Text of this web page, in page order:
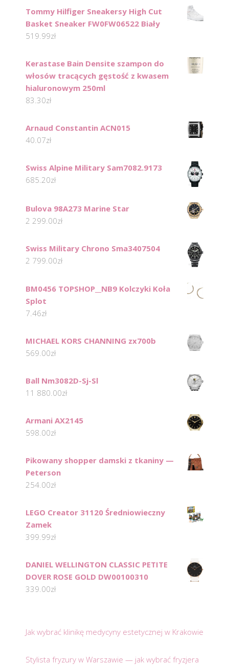
Tommy Hilfiger Sneakersy High Cut
Basket Sneaker FW0FW06522 Biały
519.99zł
Kerastase Bain Densite szampon do
włosów tracących gęstość z kwasem
hialuronowym 250ml
83.30zł
Arnaud Constantin ACN015
40.07zł
Swiss Alpine Military Sam7082.9173
685.20zł
Bulova 98A273 Marine Star
2 299.00zł
Swiss Military Chrono Sma3407504
2 799.00zł
BM0456 TOPSHOP__NB9 Kolczyki Koła
Splot
7.46zł
MICHAEL KORS CHANNING zx700b
569.00zł
Ball Nm3082D-Sj-Sl
11 880.00zł
Armani AX2145
598.00zł
Pikowany shopper damski z tkaniny —
Peterson
254.00zł
LEGO Creator 31120 Średniowieczny
Zamek
399.99zł
DANIEL WELLINGTON CLASSIC PETITE
DOVER ROSE GOLD DW00100310
339.00zł
Jak wybrać klinikę medycyny estetycznej w Krakowie
Stylista fryzury w Warszawie — jak wybrać fryzjera